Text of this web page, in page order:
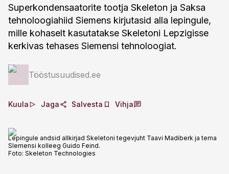
Superkondensaatorite tootja Skeleton ja Saksa
tehnoloogiahiid Siemens kirjutasid alla lepingule,
mille kohaselt kasutatakse Skeletoni Lepzigisse
kerkivas tehases Siemensi tehnoloogiat.
Tööstusuudised.ee
Kuula Jaga Salvesta Vihja
Lepingule andsid allkirjad Skeletoni tegevjuht Taavi Madiberk ja tema
SIemensi kolleeg Guido Feind.
Foto: Skeleton Technologies